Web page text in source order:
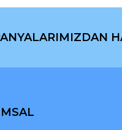
ve önerileriniz için teşekkür
resmi kalitesiz, bozuk veya